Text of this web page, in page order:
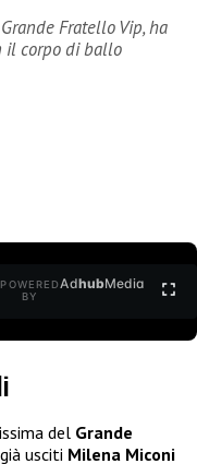
Fratello Vip, ha
il corpo di ballo
POWERED
BY
AdhubMedia
del Grande
usciti Milena Miconi